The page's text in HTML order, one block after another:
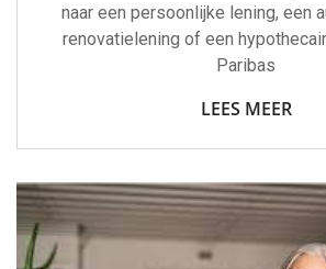
naar een persoonlijke lening, een
renovatielening of een
Paribas
LEES MEER